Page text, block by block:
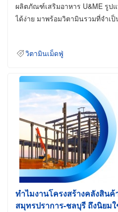
ผลิตภัณฑ์เสริมอาหาร U&ME รูป
ได้ง่าย มาพร้อมวิตามินรวมที่จำเ
วิตามินเม็ดฟู่
ทำไมงานโครงสร้างคลังสินค้
สมุทรปราการ-ชลบุรี ถึงนิยม